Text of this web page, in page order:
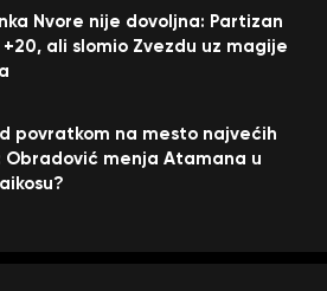
Nvore nije dovoljna: Partizan
ali slomio Zvezdu uz magije
povratkom na mesto najvećih
Obradović menja Atamana u